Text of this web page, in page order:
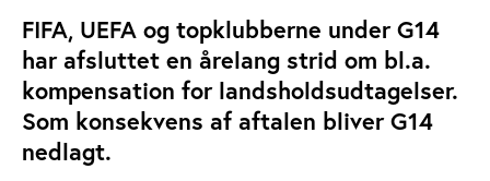
FIFA, UEFA og topklubberne under G14
har afsluttet en årelang strid om bl.a.
kompensation for landsholdsudtagelser.
Som konsekvens af aftalen bliver G14
nedlagt.